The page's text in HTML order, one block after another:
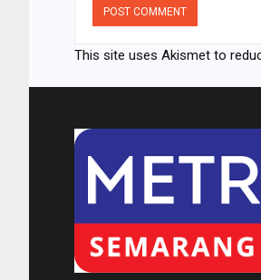
This site uses Akismet to